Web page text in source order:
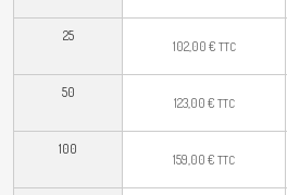
25
102,00€ TTC
50
123,00€ TTC
100
159,00€ TTC